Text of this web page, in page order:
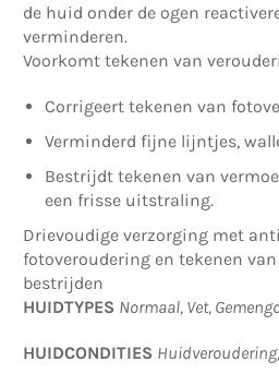
de huid onder de ogen
verminderen.
Voorkomt tekenen van
Corrigeert tekenen van
Verminderd fijne lijntjes,
Bestrijdt tekenen van
een frisse uitstraling.
Drievoudige verzorging met
fotoveroudering en tekenen
bestrijden
HUIDTYPES Normaal, Vet,
HUIDCONDITIES Huidveroudering,